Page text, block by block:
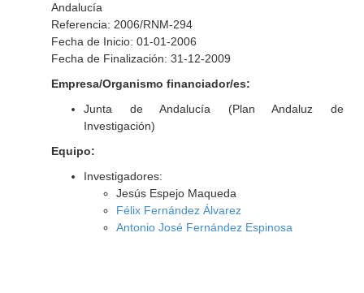
Andalucía
Referencia: 2006/RNM-294
Fecha de Inicio: 01-01-2006
Fecha de Finalización: 31-12-2009
Empresa/Organismo financiador/es:
Junta de Andalucía (Plan Andaluz de
Investigación)
Equipo:
Investigadores:
Jesús Espejo Maqueda
Félix Fernández Álvarez
Antonio José Fernández Espinosa